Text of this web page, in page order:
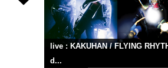
live : KAKUHAN / FLYING
d...